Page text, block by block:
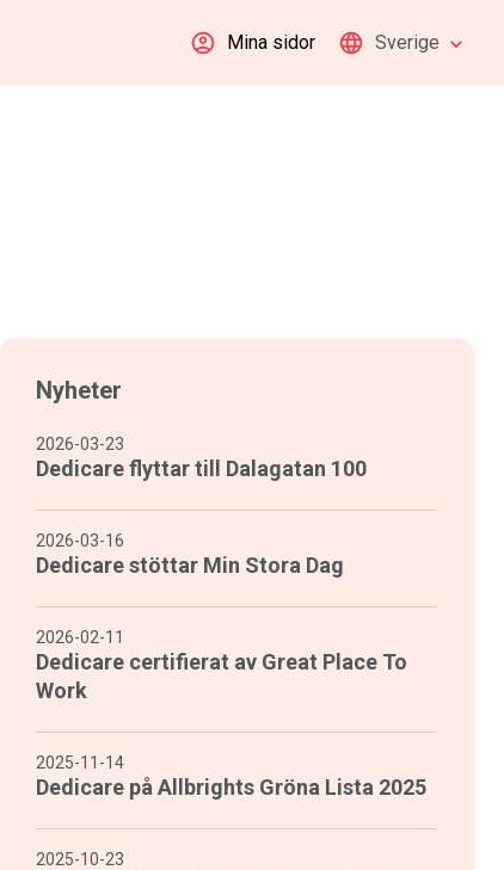
Mina sidor Sverige
Nyheter
2026-03-23
Dedicare flyttar till Dalagatan 100
2026-03-16
Dedicare stöttar Min Stora Dag
2026-02-11
Dedicare certifierat av Great Place To
Work
2025-11-14
Dedicare på Allbrights Gröna Lista 2025
2025-10-23